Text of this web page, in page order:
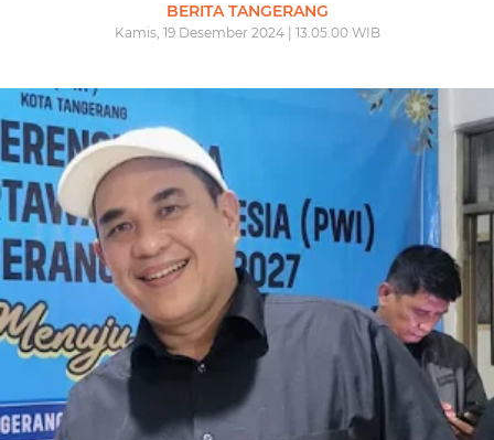
BERITA TANGERANG
Kamis, 19 Desember 2024 | 13.05.00 WIB